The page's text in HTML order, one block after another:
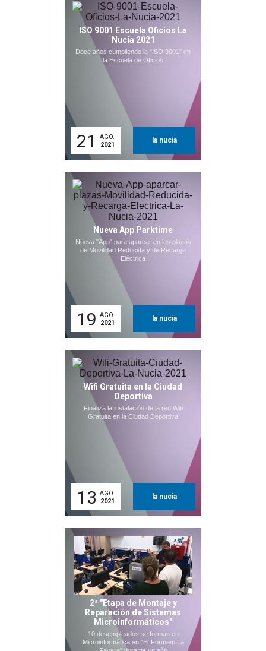
ISO 9001 Escuela Oficios La
Nucía 2021
Doce años cumpliendo la "ISO 9001" en
la Escuela de Oficios
21
AGO.
2021
la nucia
Nueva App Parktime
Nueva "App" para aparcar en las plazas
de Movilidad Reducida y de Recarga
Eléctrica
19 AGO.
2021
la nucia
Wifi Gratuita en la Ciudad
Deportiva
Finaliza la instalación de la red Wifi
Gratuita en la Ciudad Deportiva
13 AGO.
2021
la nucia
2ª "Etapa de Montaje y
Reparación de Sistemas
Microinformáticos"
10 desempleados se forman en
Microinformática en "Et Formem La